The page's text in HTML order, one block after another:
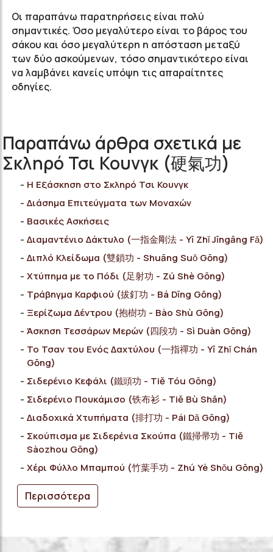
Οι παραπάνω παρατηρήσεις είναι πολύ
σημαντικές. Όσο μεγαλύτερο είναι το βάρος του
σάκου και όσο μεγαλύτερη η απόσταση μεταξύ
των δύο ασκούμενων, τόσο σημαντικότερο είναι
να λαμβάνει κανείς υπόψη τις απαραίτητες
οδηγίες.
Παραπάνω άρθρα σχετικά με
Σκληρό Τσι Κουνγκ (硬氣功)
Η Εξάσκηση στο Σκληρό Τσι Κουνγκ
Διάσημα Επιτεύγματα των Μοναχών
Bασικές Ασκήσεις
Διαμαντένιο Δάκτυλο (一指金剛法 - Yī Zhǐ Jīngāng Fǎ)
Διπλό Κλείδωμα (雙鎖功 - Shuāng Suǒ Gōng)
Χτύπημα με το Πόδι (足射功 - Zú Shè Gōng)
Τράβηγμα Καρφιού (拔釘功 - Bá Dīng Gōng)
Ξερίζωμα Δέντρου (抱樹功 - Bào Shù Gōng)
Άσκηση Τεσσάρων Μερών (四段功 - Sì Duàn Gōng)
Το Τσαν του Ενός Δαχτύλου (一指禪功 - Yī Zhǐ Chán
Gōng)
Σιδερένιο Κεφάλι (鐵頭功 - Tiě Tóu Gōng)
Σιδερένιο Πουκάμισο (铁布衫 - Tiě Bù Shān)
Διαδοχικά Χτυπήματα (排打功 - Pái Dǎ Gōng)
Σκούπισμα με Σιδερένια Σκούπα (鐵掃帚功 - Tiě
Sàozhou Gōng)
Χέρι Φύλλο Μπαμπού (竹葉手功 - Zhú Yè Shǒu Gōng)
Περισσότερα